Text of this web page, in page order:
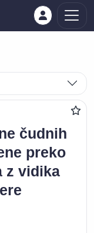
čudnih
preko
z vidika